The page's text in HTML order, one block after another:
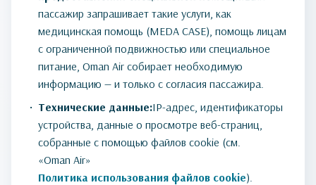
пассажир запрашивает такие услуги, как
медицинская помощь (MEDA CASE), помощь лицам
с ограниченной подвижностью или специальное
питание, Oman Air собирает необходимую
информацию — и только с согласия пассажира.
Технические данные:IP-адрес, идентификаторы
устройства, данные о просмотре веб-страниц,
собранные с помощью файлов cookie (см.
«Oman Air»
Политика использования файлов cookie).